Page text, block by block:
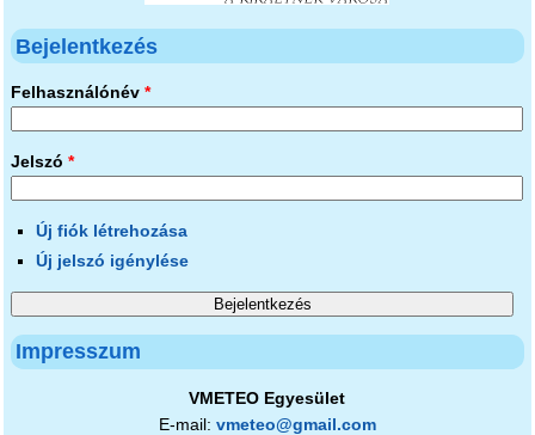
Bejelentkezés
Felhasználónév *
Jelszó *
Új fiók létrehozása
Új jelszó igénylése
Impresszum
VMETEO Egyesület
E-mail: vmeteo@gmail.com